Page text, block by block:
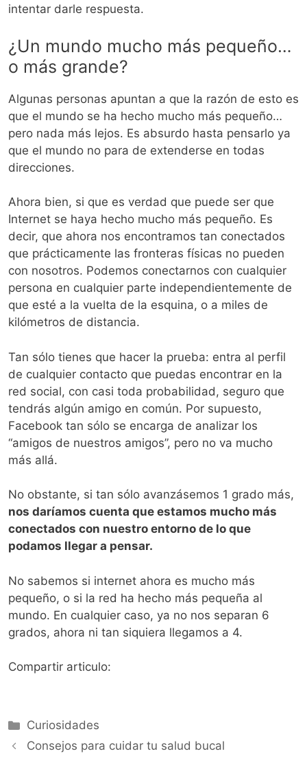
intentar darle respuesta.
¿Un mundo mucho más pequeño…
o más grande?
Algunas personas apuntan a que la razón de esto es
que el mundo se ha hecho mucho más pequeño…
pero nada más lejos. Es absurdo hasta pensarlo ya
que el mundo no para de extenderse en todas
direcciones.
Ahora bien, si que es verdad que puede ser que
Internet se haya hecho mucho más pequeño. Es
decir, que ahora nos encontramos tan conectados
que prácticamente las fronteras físicas no pueden
con nosotros. Podemos conectarnos con cualquier
persona en cualquier parte independientemente de
que esté a la vuelta de la esquina, o a miles de
kilómetros de distancia.
Tan sólo tienes que hacer la prueba: entra al perfil
de cualquier contacto que puedas encontrar en la
red social, con casi toda probabilidad, seguro que
tendrás algún amigo en común. Por supuesto,
Facebook tan sólo se encarga de analizar los
“amigos de nuestros amigos”, pero no va mucho
más allá.
No obstante, si tan sólo avanzásemos 1 grado más,
nos daríamos cuenta que estamos mucho más
conectados con nuestro entorno de lo que
podamos llegar a pensar.
No sabemos si internet ahora es mucho más
pequeño, o si la red ha hecho más pequeña al
mundo. En cualquier caso, ya no nos separan 6
grados, ahora ni tan siquiera llegamos a 4.
Compartir articulo:
Categorías
Curiosidades
Consejos para cuidar tu salud bucal